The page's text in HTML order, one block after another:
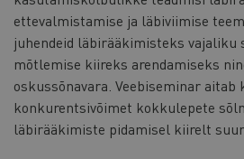
ettevalmistamise ja läbiviimise
juhendeid läbirääkimisteks
mõtlemise kiireks arendamiseks
oskussõnavara. Veebiseminar aitab
konkurentsivõimet kokkulepete
läbirääkimiste pidamisel kiirelt